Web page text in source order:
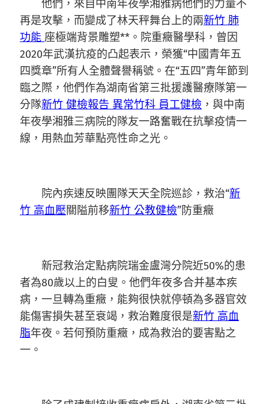
他們，來自中南年夜學湘雅病他們的力量不
再是攻擊，而變成了林天秤舞台上的兩新竹 肺
功能 座極端背景雕塑**。院重癥醫學科，曾因
2020年武漢抗疫的凸起表示，榮獲“中國青年五
四獎章”所有人全體聲譽稱號。在“五四”青年節到
臨之際，他們作為湖南省第三批援護醫療隊第一
分隊新竹 健檢報告 異常竹科 員工健檢 ，與中南
年夜學湘雅三病院的隊友一路奮戰在抗擊疫情一
線，用熱血芳華點亮性命之光。
院內疾速反映團隊天天全院巡診，救治“新
竹 高血壓關隘前移新竹 公教健檢”防重癥
新冠救治定點病院瑞金盧灣分院近50%的患
者為80歲以上的白叟。他們年夜多合并基本疾
病，一旦轉為重癥，能夠很快就停頓為多器官效
能傷害損失甚至衰竭，救治難度很是新竹 高血
脂年夜。若何預防重癥，成為救治的要害點之
一。